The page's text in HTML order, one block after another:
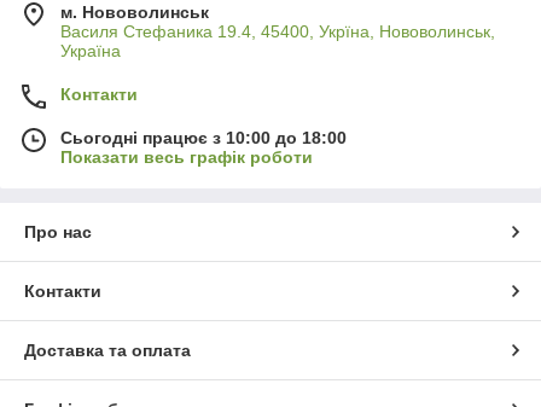
м. Нововолинськ
Василя Стефаника 19.4, 45400, Укрїна, Нововолинськ,
Україна
Контакти
Сьогодні працює з 10:00 до 18:00
Показати весь графік роботи
Про нас
Контакти
Доставка та оплата